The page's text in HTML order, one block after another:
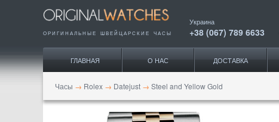
ОРИГИНАЛЬНЫЕ ШВЕЙЦАРСКИЕ ЧАСЫ
Украина
+38 (067) 789 6633
ГЛАВНАЯ О НАС ДОСТАВКА
Часы → Rolex → Datejust → Steel and Yellow Gold